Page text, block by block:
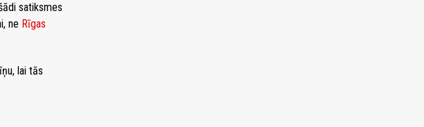
satiksmes
ne Rīgas
lai tās